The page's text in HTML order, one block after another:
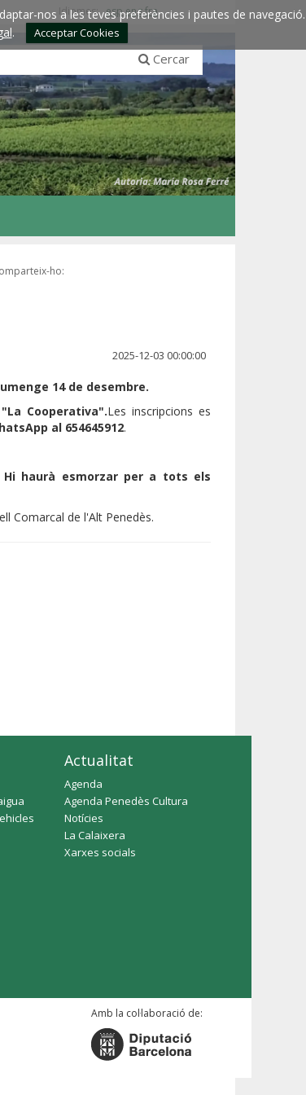
nos a les teves preferències i pautes de navegació.
. Acceptar Cookies
Idiomes:esp engfra
Cercar
ho:
2025-12-03 00:00:00
14 de desembre.
Cooperativa".Les inscripcions es
al 654645912.
Hi haurà esmorzar per a tots els
Comarcal de l'Alt Penedès.
Actualitat
Agenda
Agenda Penedès Cultura
Notícies
La Calaixera
Xarxes socials
Amb la col·laboració de: